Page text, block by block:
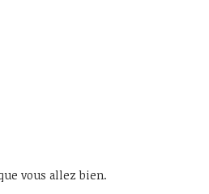
vous allez bien.